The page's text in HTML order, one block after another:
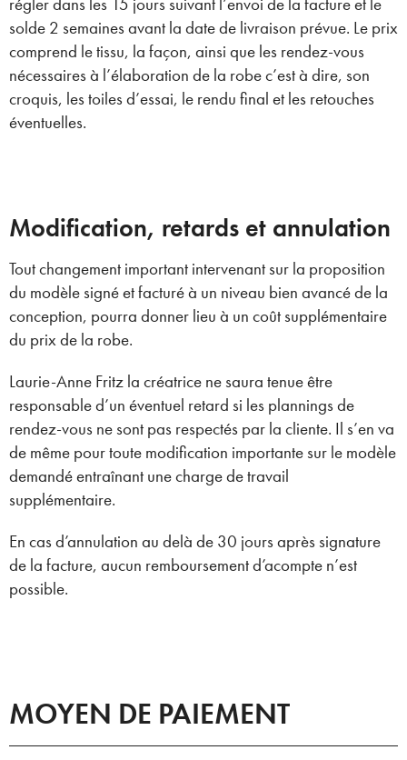
solde 2 semaines avant la date de livraison prévue. Le prix
comprend le tissu, la façon, ainsi que les rendez-vous
nécessaires à l’élaboration de la robe c’est à dire, son
croquis, les toiles d’essai, le rendu final et les retouches
éventuelles.
Modification, retards et annulation
Tout changement important intervenant sur la proposition
du modèle signé et facturé à un niveau bien avancé de la
conception, pourra donner lieu à un coût supplémentaire
du prix de la robe.
Laurie-Anne Fritz la créatrice ne saura tenue être
responsable d’un éventuel retard si les plannings de
rendez-vous ne sont pas respectés par la cliente. Il s’en va
de même pour toute modification importante sur le modèle
demandé entraînant une charge de travail
supplémentaire.
En cas d’annulation au delà de 30 jours après signature
de la facture, aucun remboursement d’acompte n’est
possible.
MOYEN DE PAIEMENT